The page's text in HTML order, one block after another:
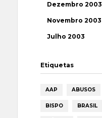
Dezembro 2003
Novembro 2003
Julho 2003
Etiquetas
AAP ABUSOS
BISPO BRASIL